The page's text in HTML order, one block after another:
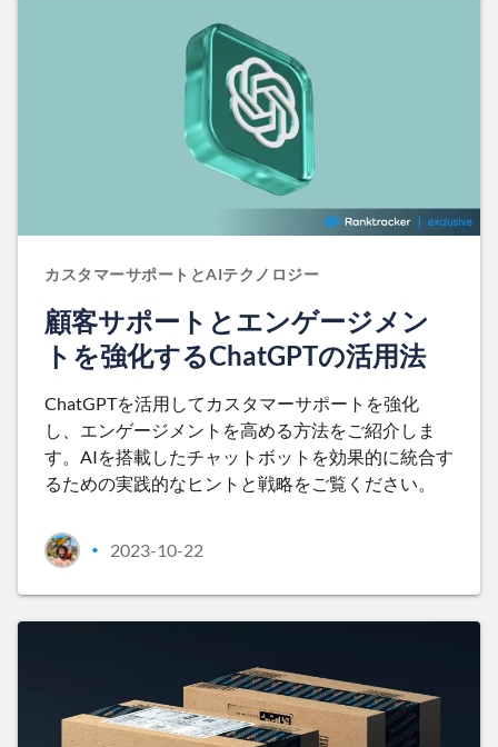
カスタマーサポートとAIテクノロジー
顧客サポートとエンゲージメン
トを強化するChatGPTの活用法
ChatGPTを活用してカスタマーサポートを強化
し、エンゲージメントを高める方法をご紹介しま
す。AIを搭載したチャットボットを効果的に統合す
るための実践的なヒントと戦略をご覧ください。
• 2023-10-22